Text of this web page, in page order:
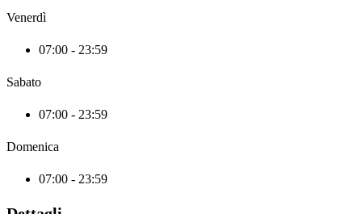
Venerdì
07:00 - 23:59
Sabato
07:00 - 23:59
Domenica
07:00 - 23:59